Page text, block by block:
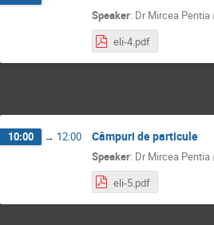
Speaker: Dr Mircea Pentia (
eli-4.pdf
10:00 → 12:00 Câmpuri de particule
Speaker: Dr Mircea Pentia (
eli-5.pdf